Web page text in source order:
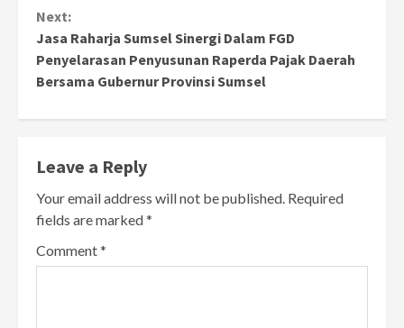
Next:
Jasa Raharja Sumsel Sinergi Dalam FGD
Penyelarasan Penyusunan Raperda Pajak Daerah
Bersama Gubernur Provinsi Sumsel
Leave a Reply
Your email address will not be published. Required
fields are marked*
Comment*